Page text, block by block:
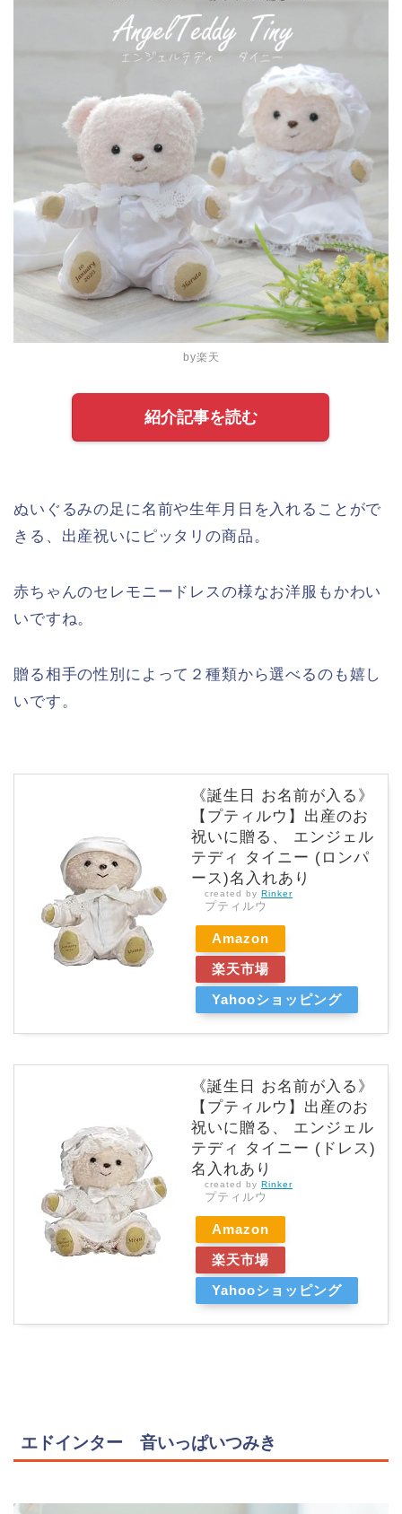
by楽天
紹介記事を読む
ぬいぐるみの足に名前や生年月日を入れることがで
きる、出産祝いにピッタリの商品。
赤ちゃんのセレモニードレスの様なお洋服もかわい
いですね。
贈る相手の性別によって２種類から選べるのも嬉し
いです。
《誕生日 お名前が入る》
【プティルウ】出産のお
祝いに贈る、 エンジェル
テディ タイニー (ロンパ
ース)名入れあり
created by Rinker
プティルウ
Amazon
楽天市場
Yahooショッピング
《誕生日 お名前が入る》
【プティルウ】出産のお
祝いに贈る、 エンジェル
テディ タイニー (ドレス)
名入れあり
created by Rinker
プティルウ
Amazon
楽天市場
Yahooショッピング
エドインター 音いっぱいつみき